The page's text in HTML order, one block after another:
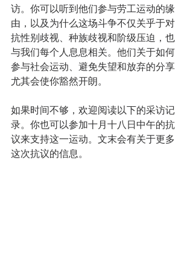
访。你可以听到他们参与劳工运动的缘
由，以及为什么这场斗争不仅关乎于对
抗性别歧视、种族歧视和阶级压迫，也
与我们每个人息息相关。他们关于如何
参与社会运动、避免失望和放弃的分享
尤其会使你豁然开朗。
如果时间不够，欢迎阅读以下的采访记
录。你也可以参加十月十八日中午的抗
议来支持这一运动。文末会有关于更多
这次抗议的信息。